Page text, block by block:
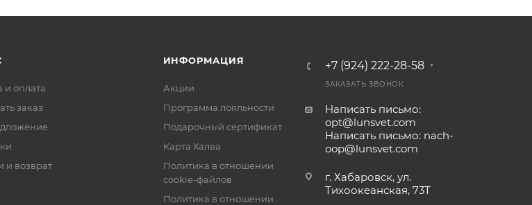
и оплата
заказ
и возврат
ИНФОРМАЦИЯ
Акции
Программа лояльности
Подарочный сертификат
Карта Халва
Политика в отношении
cookie-файлов
Политика в отношении
+7 (924) 222-28-58
ЗАКАЗАТЬ ЗВОНОК
Написать письмо:
opt@lunsvet.com
Написать письмо: nach-
oop@lunsvet.com
г. Хабаровск, ул.
Тихоокеанская, 73Т